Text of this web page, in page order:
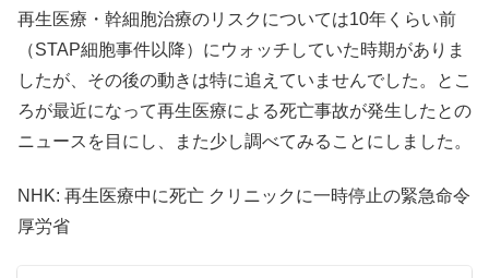
再生医療・幹細胞治療のリスクについては10年くらい前
（STAP細胞事件以降）にウォッチしていた時期がありま
したが、その後の動きは特に追えていませんでした。とこ
ろが最近になって再生医療による死亡事故が発生したとの
ニュースを目にし、また少し調べてみることにしました。
NHK: 再生医療中に死亡 クリニックに一時停止の緊急命令
厚労省